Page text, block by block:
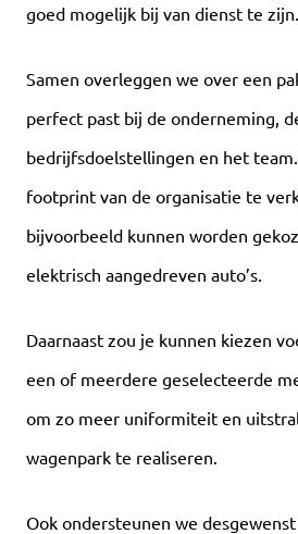
goed mogelijk bij van dienst te zijn.
Samen overleggen we over een
perfect past bij de onderneming,
bedrijfsdoelstellingen en het
footprint van de organisatie te
bijvoorbeeld kunnen worden
elektrisch aangedreven auto’s.
Daarnaast zou je kunnen kiezen
een of meerdere geselecteerde
om zo meer uniformiteit en
wagenpark te realiseren.
Ook ondersteunen we